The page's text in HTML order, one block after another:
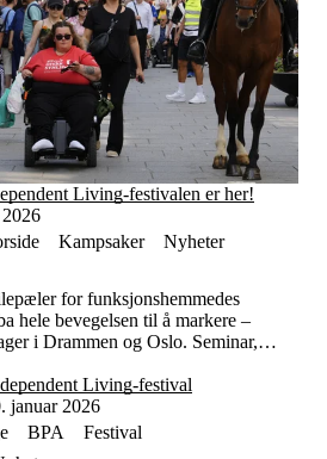
Living-festivalen er her!
Kampsaker
Nyheter
for funksjonshemmedes
hele bevegelsen til å markere –
i Drammen og Oslo. Seminar,
Living-festival
januar 2026
BPA
Festival